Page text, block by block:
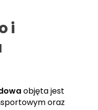
i
objęta jest
oraz